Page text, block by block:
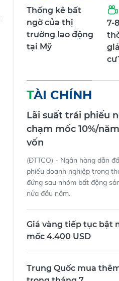
Thống kê bất
ngờ của thị
trường lao động
tại Mỹ
7-
TÀI CHÍNH
Lãi suất trái phiếu
chạm mốc 10%/
vốn
(ĐTTCO) - Ngân hàng dẫn
phiếu doanh nghiệp trong
đứng sau nhóm bất động
nửa đầu năm.
Giá vàng tiếp tục bật
mốc 4.400 USD
Trung Quốc mua
trong tháng 7